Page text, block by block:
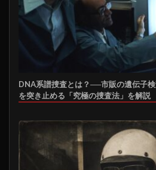
DNA系譜捜査とは？──市販の遺伝子
を突き止める「究極の捜査法」を解説